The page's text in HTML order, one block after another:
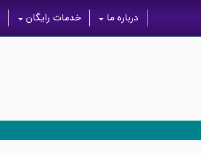
خدمات رایگان درباره ما